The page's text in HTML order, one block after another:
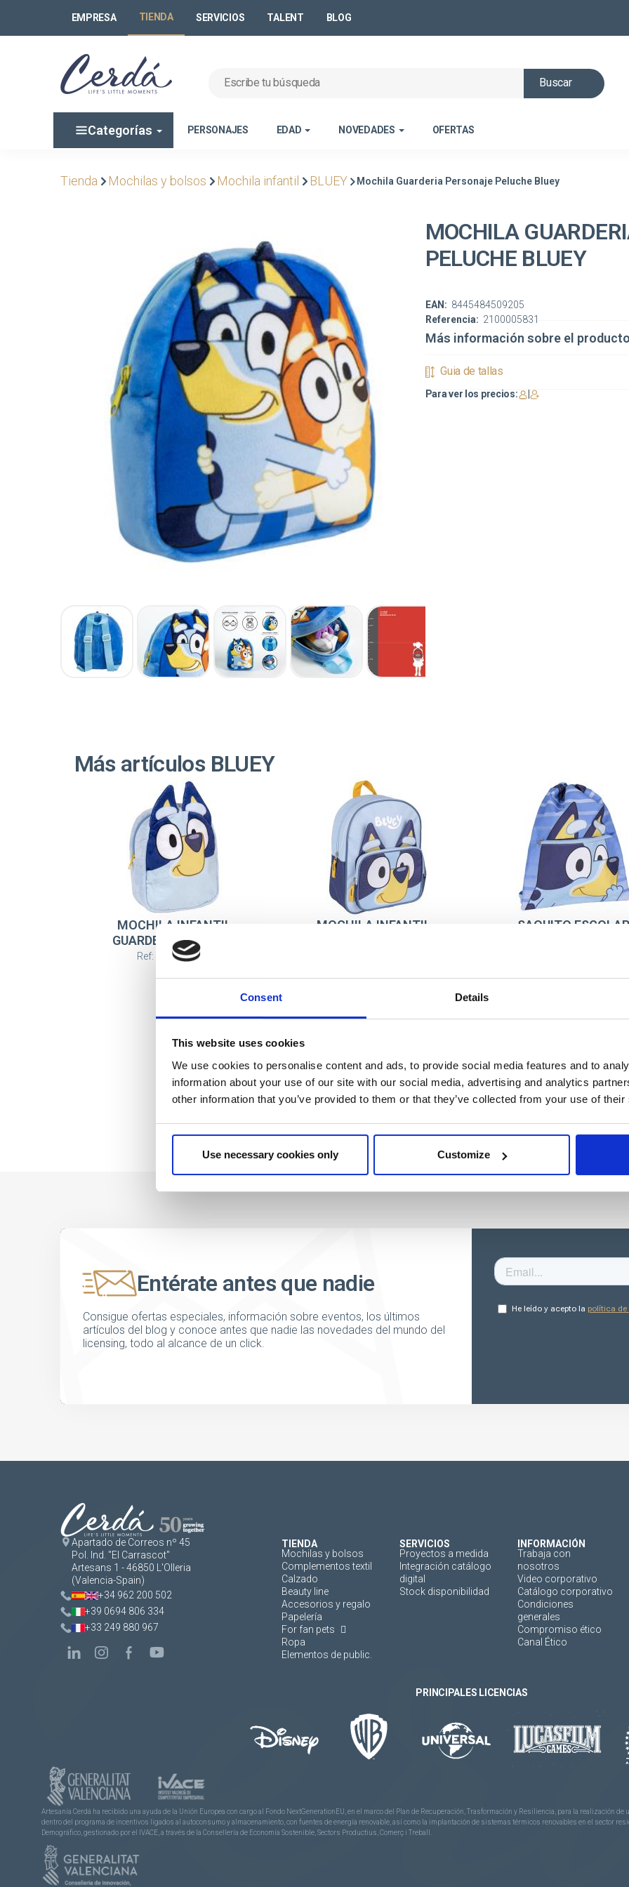
Consent Details
This website uses cookies
We use cookies to personalise content and ads, to provide social media features and to
information about your use of our site with our social media, advertising and analytics
other information that you’ve provided to them or that they’ve collected from your use of
Use necessary cookies only Customize
EMPRESA TIENDA SERVICIOS TALENT BLOG
Buscar
Categorías PERSONAJES EDAD NOVEDADES OFERTAS
Tienda Mochilas y bolsos Mochila infantil BLUEY Mochila Guarderia Personaje Peluche Bluey
MOCHILA
PELUCHE BLUEY
Referencia: 2100005831
EAN: 8445484509205
Más información sobre el
Guia de tallas
Para ver los precios:
Más artículos BLUEY
MOCHILA INFANTIL
GUARDERIA PELUCHE
BLUEY
Ref: 2100004866
MOCHILA INFANTIL
SAQUITO ESCOLAR
Entérate antes que nadie
Consigue ofertas especiales, información sobre eventos, los últimos
artículos del blog y conoce antes que nadie las novedades del mundo del
licensing, todo al alcance de un click.
Apartado de Correos nº 45
Pol. Ind. "El Carrascot"
Artesans 1 - 46850 L'Olleria
(Valencia-Spain)
+34 962 200 502
+39 0694 806 334
+33 249 880 967
TIENDA
Mochilas y bolsos
Complementos textil
Calzado
Beauty line
Accesorios y regalo
Papelería
For fan pets
Ropa
Elementos de public.
SERVICIOS
Proyectos a medida
Integración catálogo
digital
Stock disponibilidad
INFORMACIÓN
Trabaja con
nosotros
Video corporativo
Catálogo corporativo
Condiciones
generales
Compromiso ético
Canal Ético
PRINCIPALES LICENCIAS
Artesanía Cerdá ha recibido una ayuda de la Unión Europea con cargo al Fondo NextGenerationEU, en el marco del Plan de Recuperación, Trasformación y Resiliencia, para la realización
dentro del programa de incentivos ligados al autoconsumo y almacenamiento, con fuentes de energía renovable, así como la implantación de sistemas térmicos renovables en el sector
Demográfico, gestionado por el IVACE, a través de la Consellería de Economía Sostenible, Sectors Productius, Comerç i Treball.